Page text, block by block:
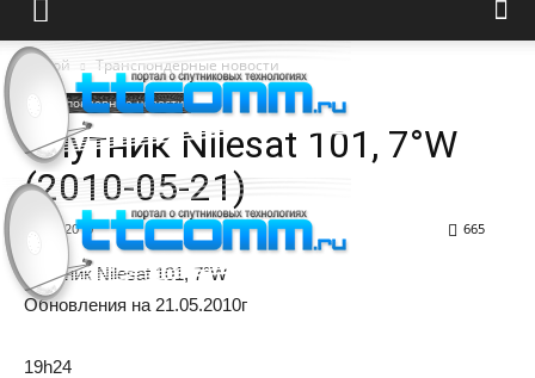
Домой Транспондерные новости
Транспондерные новости
Спутник Nilesat 101, 7°W
(2010-05-21)
21.05.2010 665
Спутник Nilesat 101, 7°W
Обновления на 21.05.2010г
19h24